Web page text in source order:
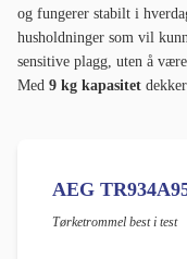
og fungerer stabilt i
husholdninger som vil
sensitive plagg, uten å
Med 9 kg kapasitet
AEG
Tørketrommel best i test